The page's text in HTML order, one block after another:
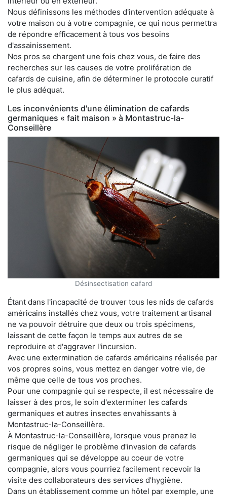
Nous définissons les méthodes d'intervention adéquate à
votre maison ou à votre compagnie, ce qui nous permettra
de répondre efficacement à tous vos besoins
d'assainissement.
Nos pros se chargent une fois chez vous, de faire des
recherches sur les causes de votre prolifération de
cafards de cuisine, afin de déterminer le protocole curatif
le plus adéquat.
Les inconvénients d'une élimination de cafards
germaniques « fait maison » à Montastruc-la-
Conseillère
Désinsectisation cafard
Étant dans l'incapacité de trouver tous les nids de cafards
américains installés chez vous, votre traitement artisanal
ne va pouvoir détruire que deux ou trois spécimens,
laissant de cette façon le temps aux autres de se
reproduire et d'aggraver l'incursion.
Avec une extermination de cafards américains réalisée par
vos propres soins, vous mettez en danger votre vie, de
même que celle de tous vos proches.
Pour une compagnie qui se respecte, il est nécessaire de
laisser à des pros, le soin d'exterminer les cafards
germaniques et autres insectes envahissants à
Montastruc-la-Conseillère.
À Montastruc-la-Conseillère, lorsque vous prenez le
risque de négliger le problème d'invasion de cafards
germaniques qui se développe au coeur de votre
compagnie, alors vous pourriez facilement recevoir la
visite des collaborateurs des services d'hygiène.
Dans un établissement comme un hôtel par exemple, une